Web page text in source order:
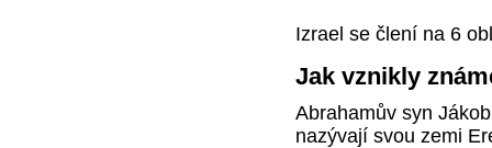
Izrael se člení na 6
Jak vznikly
Abrahamův syn
nazývají svou zemi